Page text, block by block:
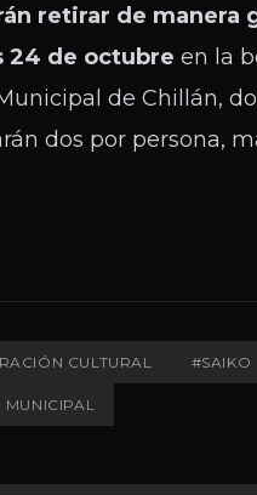
retirar de manera
24 de octubre en la
de Chillán,
dos por persona,
CULTURAL #SAIKO